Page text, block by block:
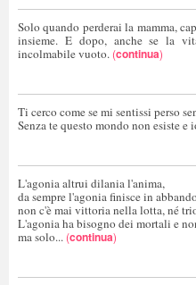
Solo quando perderai la mamma,
insieme. E dopo, anche se la
incolmabile vuoto. (continua)
Ti cerco come se mi sentissi perso
Senza te questo mondo non esiste e
L'agonia altrui dilania l'anima,
da sempre l'agonia finisce in
non c'è mai vittoria nella lotta, né
L'agonia ha bisogno dei mortali e
ma solo... (continua)